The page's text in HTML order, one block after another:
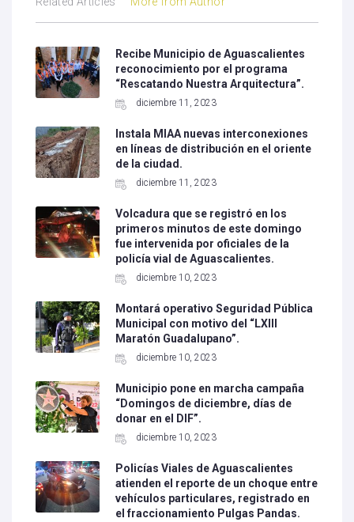
Recibe Municipio de Aguascalientes
reconocimiento por el programa
“Rescatando Nuestra Arquitectura”.
diciembre 11, 2023
Instala MIAA nuevas interconexiones
en líneas de distribución en el oriente
de la ciudad.
diciembre 11, 2023
Volcadura que se registró en los
primeros minutos de este domingo
fue intervenida por oficiales de la
policía vial de Aguascalientes.
diciembre 10, 2023
Montará operativo Seguridad Pública
Municipal con motivo del “LXIII
Maratón Guadalupano”.
diciembre 10, 2023
Municipio pone en marcha campaña
“Domingos de diciembre, días de
donar en el DIF”.
diciembre 10, 2023
Policías Viales de Aguascalientes
atienden el reporte de un choque entre
vehículos particulares, registrado en
el fraccionamiento Pulgas Pandas.